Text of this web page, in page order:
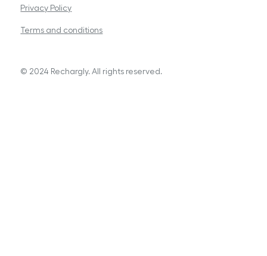
© 2024 Rechargly. All rights reserved.
Privacy Policy
Terms and conditions